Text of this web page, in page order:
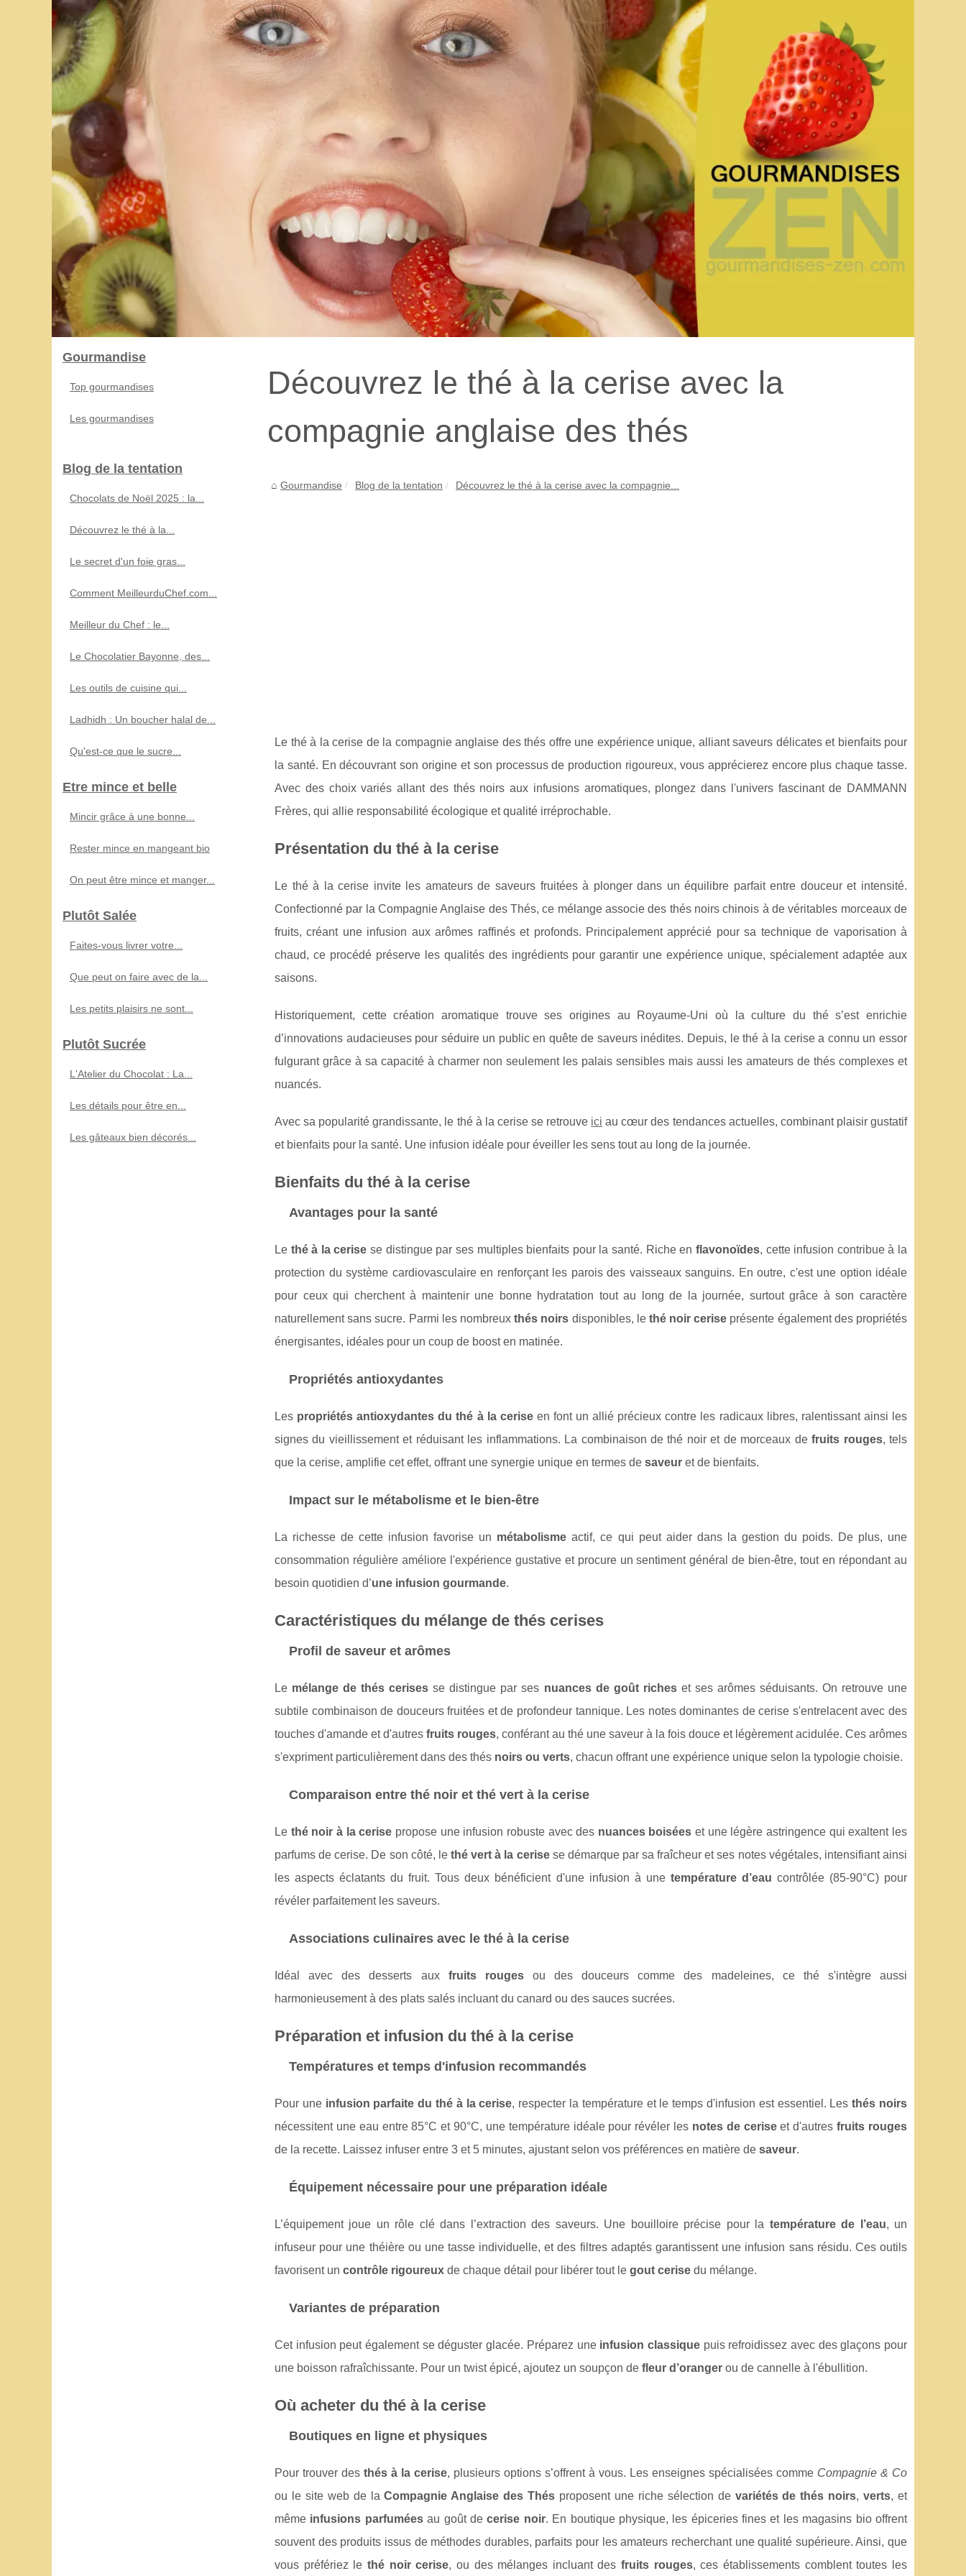
Découvrez le thé à la cerise avec la
compagnie anglaise des thés
Gourmandise Blog de la tentation Découvrez le thé à la cerise avec la compagnie...
Le thé à la cerise de la compagnie anglaise des thés offre une expérience unique, alliant saveurs délicates et bienfaits pour
la santé. En découvrant son origine et son processus de production rigoureux, vous apprécierez encore plus chaque tasse.
Avec des choix variés allant des thés noirs aux infusions aromatiques, plongez dans l'univers fascinant de DAMMANN
Frères, qui allie responsabilité écologique et qualité irréprochable.
Présentation du thé à la cerise
Le thé à la cerise invite les amateurs de saveurs fruitées à plonger dans un équilibre parfait entre douceur et intensité.
Confectionné par la Compagnie Anglaise des Thés, ce mélange associe des thés noirs chinois à de véritables morceaux de
fruits, créant une infusion aux arômes raffinés et profonds. Principalement apprécié pour sa technique de vaporisation à
chaud, ce procédé préserve les qualités des ingrédients pour garantir une expérience unique, spécialement adaptée aux
saisons.
Historiquement, cette création aromatique trouve ses origines au Royaume-Uni où la culture du thé s’est enrichie
d’innovations audacieuses pour séduire un public en quête de saveurs inédites. Depuis, le thé à la cerise a connu un essor
fulgurant grâce à sa capacité à charmer non seulement les palais sensibles mais aussi les amateurs de thés complexes et
nuancés.
Avec sa popularité grandissante, le thé à la cerise se retrouve ici au cœur des tendances actuelles, combinant plaisir gustatif
et bienfaits pour la santé. Une infusion idéale pour éveiller les sens tout au long de la journée.
Bienfaits du thé à la cerise
Avantages pour la santé
Le thé à la cerise se distingue par ses multiples bienfaits pour la santé. Riche en flavonoïdes, cette infusion contribue à la
protection du système cardiovasculaire en renforçant les parois des vaisseaux sanguins. En outre, c'est une option idéale
pour ceux qui cherchent à maintenir une bonne hydratation tout au long de la journée, surtout grâce à son caractère
naturellement sans sucre. Parmi les nombreuxthés noirs disponibles, le thé noir cerise présente également des propriétés
énergisantes, idéales pour un coup de boost en matinée.
Propriétés antioxydantes
Les propriétés antioxydantes du thé à la ceriseen font un allié précieux contre les radicaux libres, ralentissant ainsi les
signes du vieillissement et réduisant les inflammations. La combinaison de thé noir et de morceaux defruits rouges, tels
que la cerise, amplifie cet effet, offrant une synergie unique en termes de saveur et de bienfaits.
Impact sur le métabolisme et le bien-être
La richesse de cette infusion favorise un métabolisme actif, ce qui peut aider dans la gestion du poids. De plus, une
consommation régulière améliore l'expérience gustative et procure un sentiment général de bien-être, tout en répondant au
besoin quotidien d’une infusion gourmande.
Caractéristiques du mélange de thés cerises
Profil de saveur et arômes
Le mélange de thés cerises se distingue par ses nuances de goût richeset ses arômes séduisants. On retrouve une
subtile combinaison de douceurs fruitées et de profondeur tannique. Les notes dominantes de cerise s'entrelacent avec des
touches d'amande et d'autres fruits rouges, conférant au thé une saveur à la fois douce et légèrement acidulée. Ces arômes
s'expriment particulièrement dans des thés noirs ou verts, chacun offrant une expérience unique selon la typologie choisie.
Comparaison entre thé noir et thé vert à la cerise
Le thé noir à la cerise propose une infusion robuste avec des nuances boisées et une légère astringence qui exaltent les
parfums de cerise. De son côté, le thé vert à la cerisese démarque par sa fraîcheur et ses notes végétales, intensifiant ainsi
les aspects éclatants du fruit. Tous deux bénéficient d'une infusion à une température d’eau contrôlée (85-90°C) pour
révéler parfaitement les saveurs.
Associations culinaires avec le thé à la cerise
Idéal avec des desserts aux fruits rougesou des douceurs comme des madeleines, ce thé s'intègre aussi
harmonieusement à des plats salés incluant du canard ou des sauces sucrées.
Préparation et infusion du thé à la cerise
Températures et temps d'infusion recommandés
Pour une infusion parfaite du thé à la cerise, respecter la température et le temps d'infusion est essentiel. Lesthés noirs
nécessitent une eau entre 85°C et 90°C, une température idéale pour révéler les notes de ceriseet d'autresfruits rouges
de la recette. Laissez infuser entre 3 et 5 minutes, ajustant selon vos préférences en matière de saveur.
Équipement nécessaire pour une préparation idéale
L’équipement joue un rôle clé dans l’extraction des saveurs. Une bouilloire précise pour la température de l’eau, un
infuseur pour une théière ou une tasse individuelle, et des filtres adaptés garantissent une infusion sans résidu. Ces outils
favorisent un contrôle rigoureux de chaque détail pour libérer tout le gout cerise du mélange.
Variantes de préparation
Cet infusion peut également se déguster glacée. Préparez une infusion classiquepuis refroidissez avec des glaçons pour
une boisson rafraîchissante. Pour un twist épicé, ajoutez un soupçon de fleur d’oranger ou de cannelle à l'ébullition.
Où acheter du thé à la cerise
Boutiques en ligne et physiques
Pour trouver des thés à la cerise, plusieurs options s’offrent à vous. Les enseignes spécialisées comme Compagnie & Co
ou le site web de laCompagnie Anglaise des Thés proposent une riche sélection de variétés de thés noirs,verts, et
même infusions parfuméesau goût decerise noir. En boutique physique, les épiceries fines et les magasins bio offrent
souvent des produits issus de méthodes durables, parfaits pour les amateurs recherchant une qualité supérieure. Ainsi, que
vous préfériez le thé noir cerise, ou des mélanges incluant desfruits rouges, ces établissements comblent toutes les
Gourmandise
Top gourmandises
Les gourmandises
Blog de la tentation
Chocolats de Noël 2025 : la...
Découvrez le thé à la...
Le secret d'un foie gras...
Comment MeilleurduChef.com...
Meilleur du Chef : le...
Le Chocolatier Bayonne, des...
Les outils de cuisine qui...
Ladhidh : Un boucher halal de...
Qu'est-ce que le sucre...
Etre mince et belle
Mincir grâce à une bonne...
Rester mince en mangeant bio
On peut être mince et manger...
Plutôt Salée
Faites-vous livrer votre...
Que peut on faire avec de la...
Les petits plaisirs ne sont...
Plutôt Sucrée
L'Atelier du Chocolat : La...
Les détails pour être en...
Les gâteaux bien décorés...